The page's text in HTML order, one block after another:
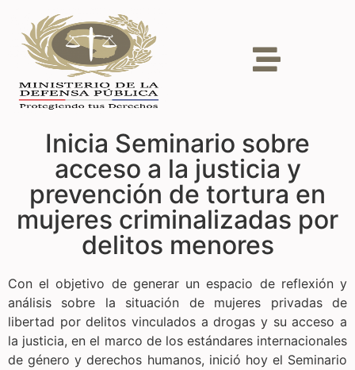
Inicia Seminario sobre
acceso a la justicia y
prevención de tortura en
mujeres criminalizadas por
delitos menores
Con el objetivo de generar un espacio de reflexión y
análisis sobre la situación de mujeres privadas de
libertad por delitos vinculados a drogas y su acceso a
la justicia, en el marco de los estándares internacionales
de género y derechos humanos, inició hoy el Seminario